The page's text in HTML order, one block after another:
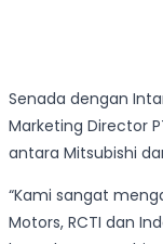
Senada dengan
Marketing Director
antara Mitsubishi
“Kami sangat
Motors, RCTI dan